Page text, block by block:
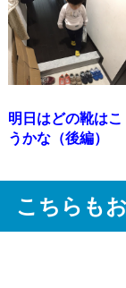
明日はどの靴はこ
うかな（後編）
こちらも